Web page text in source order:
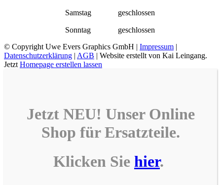
Samstag geschlossen
Sonntag
geschlossen
© Copyright Uwe Evers Graphics GmbH | Impressum |
Datenschutzerklärung | AGB | Website erstellt von Kai Leingang.
Jetzt Homepage erstellen lassen
Jetzt NEU! Unser Online
Shop fürErsatzteile.
Klicken Sie hier.